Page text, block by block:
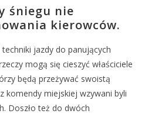
śniegu nie
kierowców.
jazdy do panujących
mogą się cieszyć właściciele
będą przeżywać swoistą
komendy miejskiej wzywani byli
Doszło też do dwóch